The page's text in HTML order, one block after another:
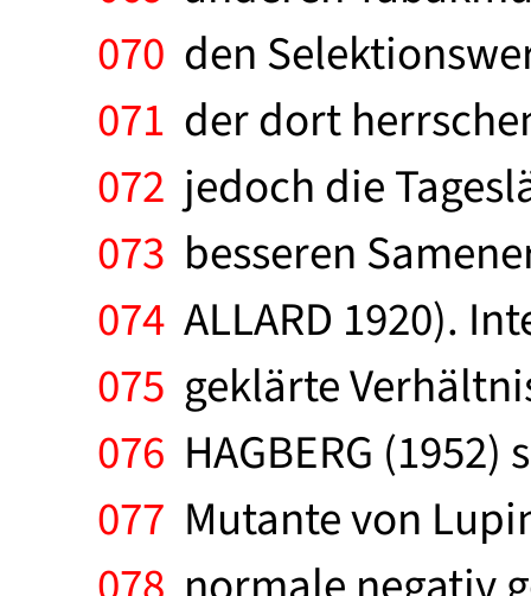
070 den
071 der dort
072 jedoch die
073 besseren
074 ALLARD 1920).
075 geklärte
076 HAGBERG
077 Mutante von